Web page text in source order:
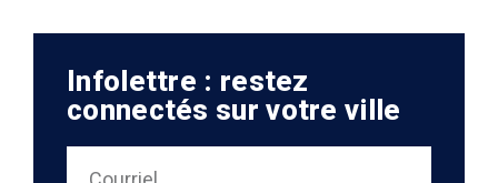
Infolettre : restez
connectés sur votre ville